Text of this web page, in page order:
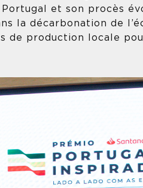
et son procès
la décarbonation de
de production locale